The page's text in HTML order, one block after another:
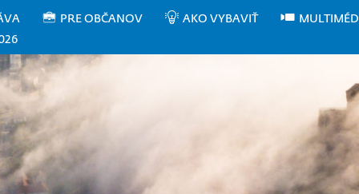
PRE OBČANOV AKO VYBAVIŤ